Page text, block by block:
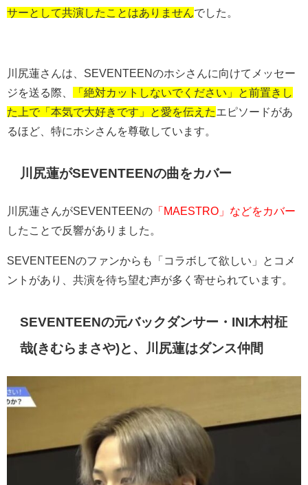
サーとして共演したことはありません でした。
川尻蓮さんは、SEVENTEENのホシさんに向けてメッセー
ジを送る際、
「絶対カットしないでください」と前置きし
た上で「本気で大好きです」と愛を伝えた エピソードがあ
るほど、特にホシさんを尊敬しています。
川尻蓮がSEVENTEENの曲をカバー
川尻蓮さんがSEVENTEENの 「MAESTRO」などをカバー
したことで反響がありました。
SEVENTEENのファンからも「コラボして欲しい」とコメ
ントがあり、共演を待ち望む声が多く寄せられています。
SEVENTEENの元バックダンサー・INI木村柾
哉(きむらまさや)と、川尻蓮はダンス仲間